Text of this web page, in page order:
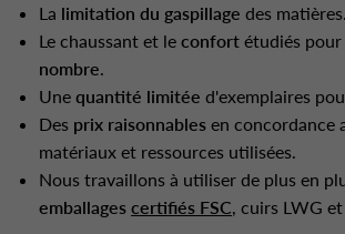
La limitation du gaspillage des matières.
Le chaussant et le confort étudiés pour
nombre.
Une quantité limitée d'exemplaires
Des prix raisonnables en concordance
matériaux et ressources utilisées.
Nous travaillons à utiliser de plus en
emballages certifiés FSC, cuirs LWG